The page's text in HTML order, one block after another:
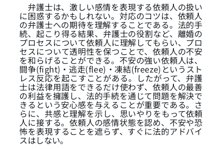
弁護士は、激しい感情を表現する依頼人の扱い
に困惑するかもしれない。対応のコツは、依頼人
の弁護士への期待を理解することである。法的手
続、起こり得る結果、弁護士の役割など、離婚の
プロセスについて依頼人に理解してもらい、プロ
セスについて透明性を保つことで、依頼人の不安
を和らげることができる。不安の強い依頼人は、
闘争(fight)・逃走(flee)・凍結(freeze)というスト
レス反応を起こすことがある。したがって、弁護
士は法律用語をできるだけ使わず、依頼人の最善
の利益を擁護し、法的手続を通じて問題を解決で
きるという安心感を与えることが重要である。さ
らに、共感と理解を示し、思いやりをもって依頼
人に接する。依頼人の感情状態を認め、不安や恐
怖を表現することを遮らず、すぐに法的アドバイ
スはしない。